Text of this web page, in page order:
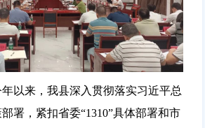
以来，我县深入贯彻落实习近平总
署，紧扣省委“1310”具体部署和市